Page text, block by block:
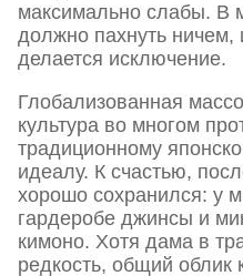
максимально слабы. В
должно пахнуть
делается исключение.
Глобализованная
культура во многом
традиционному
идеалу. К счастью,
хорошо сохранился: у
гардеробе джинсы и
кимоно. Хотя дама в
редкость, общий